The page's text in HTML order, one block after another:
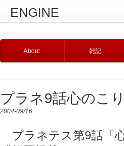
ENGINE
About 雑記
プラネ9話心のこり
2004-09/16
プラネテス第9話「